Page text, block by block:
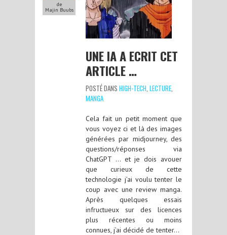
de
Majin Buubs
UNE IA A ECRIT CET
ARTICLE …
POSTÉ DANS HIGH-TECH LECTURE
MANGA
Cela fait un petit moment que
vous voyez ci et là des images
générées par midjourney, des
questions/réponses via
ChatGPT … et je dois avouer
que curieux de cette
technologie j’ai voulu tenter le
coup avec une review manga.
Après quelques essais
infructueux sur des licences
plus récentes ou moins
connues, j’ai décidé de tenter…